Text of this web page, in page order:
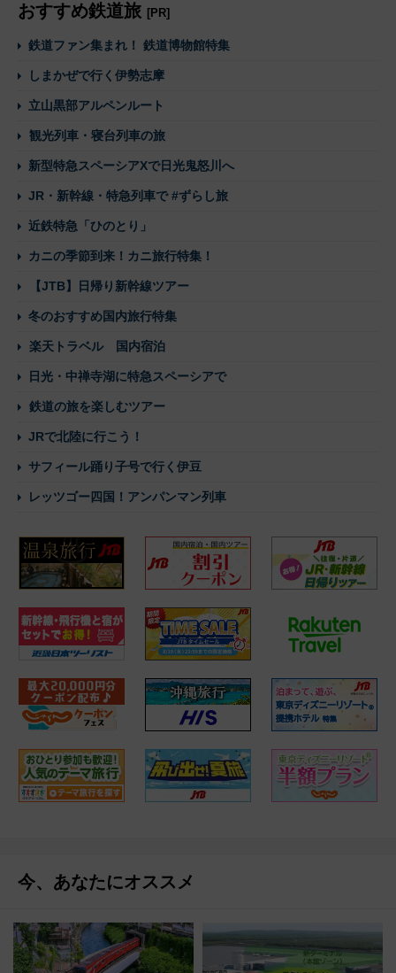
おすすめ鉄道旅 [PR]
鉄道ファン集まれ！ 鉄道博物館特集
しまかぜで行く伊勢志摩
立山黒部アルペンルート
観光列車・寝台列車の旅
新型特急スペーシアXで日光鬼怒川へ
JR・新幹線・特急列車で #ずらし旅
近鉄特急「ひのとり」
カニの季節到来！カニ旅行特集！
【JTB】日帰り新幹線ツアー
冬のおすすめ国内旅行特集
楽天トラベル 国内宿泊
日光・中禅寺湖に特急スペーシアで
鉄道の旅を楽しむツアー
JRで北陸に行こう！
サフィール踊り子号で行く伊豆
レッツゴー四国！アンパンマン列車
今、あなたにオススメ